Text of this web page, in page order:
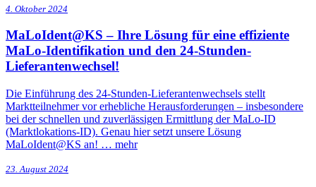
4. Oktober 2024
MaLoIdent@KS – Ihre Lösung für eine effiziente
MaLo-Identifikation und den 24-Stunden-
Lieferantenwechsel!
Die Einführung des 24-Stunden-Lieferantenwechsels stellt
Marktteilnehmer vor erhebliche Herausforderungen – insbesondere
bei der schnellen und zuverlässigen Ermittlung der MaLo-ID
(Marktlokations-ID). Genau hier setzt unsere Lösung
MaLoIdent@KS an! … mehr
23. August 2024